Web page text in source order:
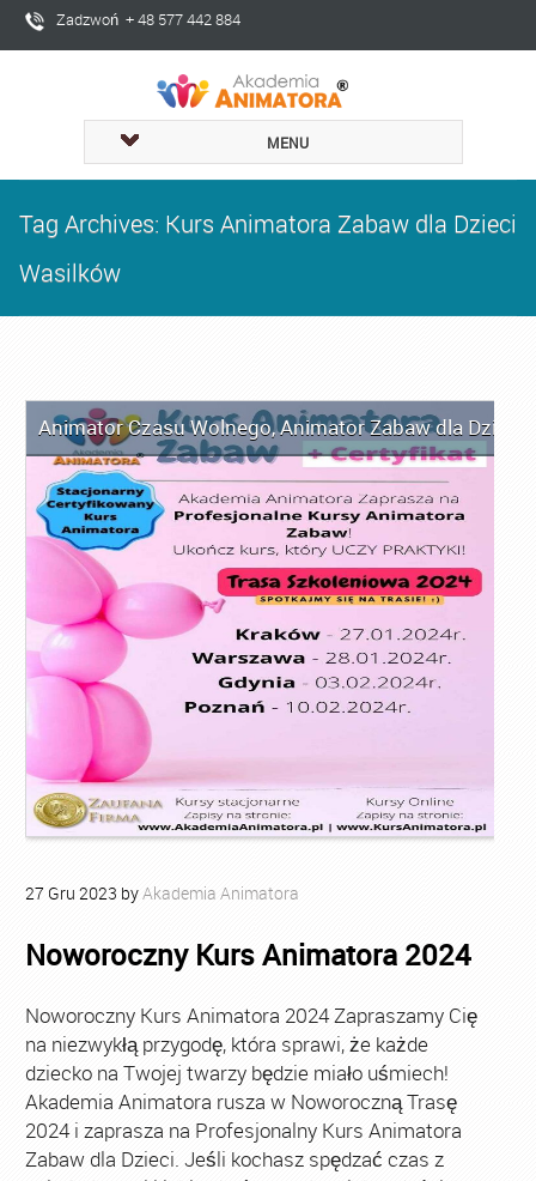
Zadzwoń + 48 577 442 884
MENU
Tag Archives: Kurs Animatora Zabaw dla Dzieci
Wasilków
Animator Czasu Wolnego,Animator Zabaw dla Dzieci
27 Gru 2023 byAkademia Animatora
Noworoczny Kurs Animatora 2024
Noworoczny Kurs Animatora 2024 Zapraszamy Cię
na niezwykłą przygodę, która sprawi, że każde
dziecko na Twojej twarzy będzie miało uśmiech!
Akademia Animatora rusza w Noworoczną Trasę
2024 i zaprasza na Profesjonalny Kurs Animatora
Zabaw dla Dzieci. Jeśli kochasz spędzać czas z